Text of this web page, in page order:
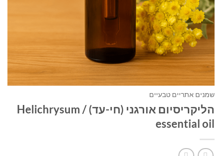
שמנים אתריים טבעיים
הליקריסיום אורגני (חי-עד) / Helichrysum
essential oil